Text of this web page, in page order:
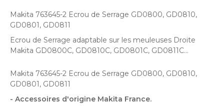
Makita 763645-2 Ecrou de Serrage GD0800, GD0810,
GD0801, GD0811
Ecrou de Serrage adaptable sur les meuleuses Droite
Makita GD0800C, GD0810C, GD0801C, GD0811C...
Makita 763645-2 Ecrou de Serrage GD0800, GD0810,
GD0801, GD0811
- Accessoires d'origine Makita France.